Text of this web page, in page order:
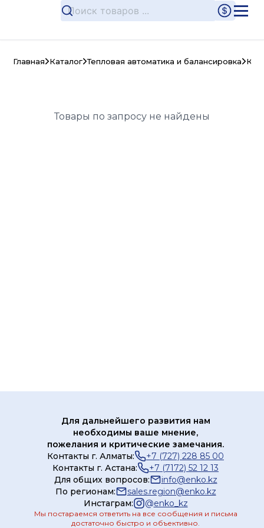
Главная Каталог Тепловая автоматика и балансировка
Товары по запросу не найдены
Для дальнейшего развития нам
необходимы ваше мнение,
пожелания и критические замечания.
Контакты г. Алматы:
+7 (727) 228 85 00
Контакты г. Астана:
+7 (7172) 52 12 13
Для общих вопросов:
info@enko.kz
По регионам:
sales.region@enko.kz
Инстаграм:
@enko_kz
Мы постараемся ответить на все сообщения и письма
достаточно быстро и объективно.